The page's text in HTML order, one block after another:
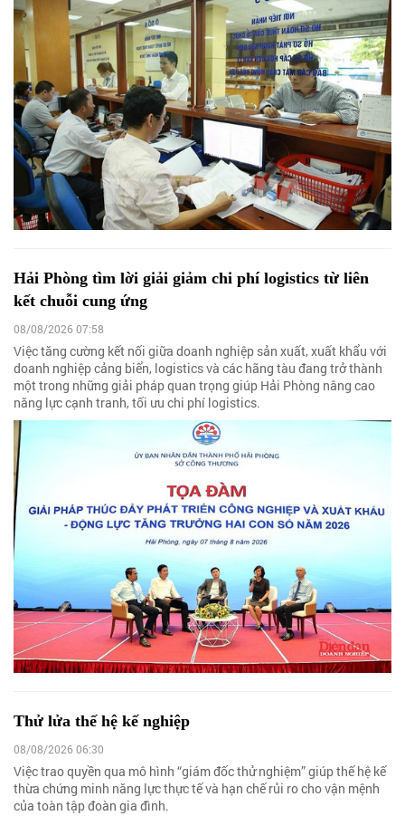
Hải Phòng tìm lời giải giảm chi phí logistics từ liên
kết chuỗi cung ứng
08/08/2026 07:58
Việc tăng cường kết nối giữa doanh nghiệp sản xuất, xuất khẩu với
doanh nghiệp cảng biển, logistics và các hãng tàu đang trở thành
một trong những giải pháp quan trọng giúp Hải Phòng nâng cao
năng lực cạnh tranh, tối ưu chi phí logistics.
Thử lửa thế hệ kế nghiệp
08/08/2026 06:30
Việc trao quyền qua mô hình “giám đốc thử nghiệm” giúp thế hệ kế
thừa chứng minh năng lực thực tế và hạn chế rủi ro cho vận mệnh
của toàn tập đoàn gia đình.